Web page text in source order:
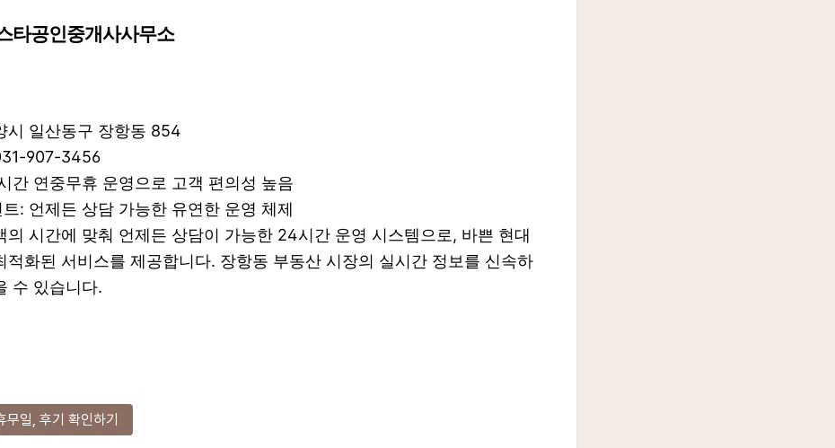
타공인중개사사무소
시 일산동구 장항동 854
907-3456
간 연중무휴 운영으로 고객 편의성 높음
: 언제든 상담 가능한 유연한 운영 체제
의 시간에 맞춰 언제든 상담이 가능한 24시간 운영 시스템으로, 바쁜 현대
적화된 서비스를 제공합니다. 장항동 부동산 시장의 실시간 정보를 신속하
수 있습니다.
무일, 후기 확인하기